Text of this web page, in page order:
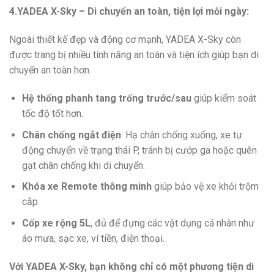
4.YADEA X-Sky – Di chuyển an toàn, tiện lợi mỗi ngày:
Ngoài thiết kế đẹp và động cơ mạnh, YADEA X-Sky còn
được trang bị nhiều tính năng an toàn và tiện ích giúp bạn di
chuyển an toàn hơn.
Hệ thống phanh tang trống trước/saugiúp kiểm soát
tốc độ tốt hơn.
Chân chống ngắt điện: Hạ chân chống xuống, xe tự
động chuyển về trạng thái P, tránh bị cướp ga hoặc quên
gạt chân chống khi di chuyển.
Khóa xe Remote thông minhgiúp bảo vệ xe khỏi trộm
cắp.
Cốp xe rộng 5L, đủ để đựng các vật dụng cá nhân như
áo mưa, sạc xe, ví tiền, điện thoại.
Với YADEA X-Sky, bạn không chỉ có một phương tiện di